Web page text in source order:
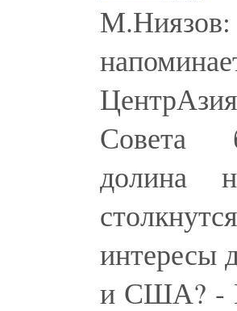
Совета
долина
интересы
и США? -